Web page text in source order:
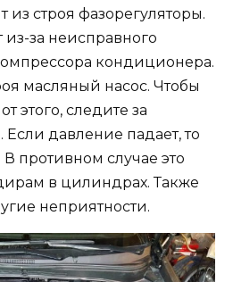
из строя фазорегуляторы.
за неисправного
кондиционера.
масляный насос. Чтобы
этого, следите за
давление падает, то
противном случае это
в цилиндрах. Также
неприятности.